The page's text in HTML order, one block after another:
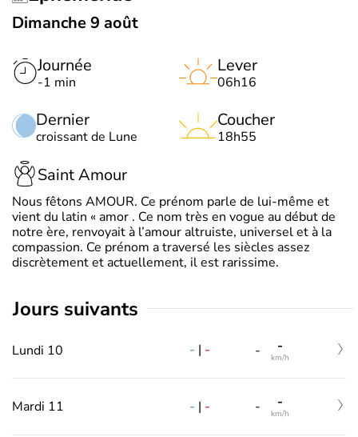
Dimanche 9 août
Journée
-1 min
Dernier
croissant de Lune
Lever
06h16
Coucher
18h55
Saint Amour
Nous fêtons AMOUR. Ce prénom parle de lui-même et
vient du latin « amor . Ce nom très en vogue au début de
notre ère, renvoyait à l’amour altruiste, universel et à la
compassion. Ce prénom a traversé les siècles assez
discrètement et actuellement, il est rarissime.
jours suivants
Lundi 10 - | - - -
km/h
Mardi 11 - | - - -
km/h